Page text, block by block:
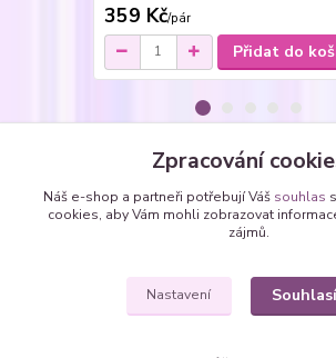
359 Kč/pár
Přidat do
Zboží zařazeno v kategoriích
Pašmíny, šály, šátky
Zpracování
Náš e-shop a partneři potřebují Váš souhlas
cookies, aby Vám mohli zobrazovat
zájmů.
Nastavení